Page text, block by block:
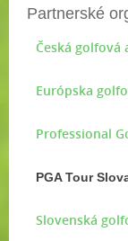
Partnerské
Česká golfová
Európska
Professional
PGA Tour
Slovenská